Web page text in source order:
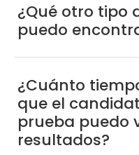
¿Qué otro tipo
puedo
¿Cuánto
que el
prueba puedo
resultados?